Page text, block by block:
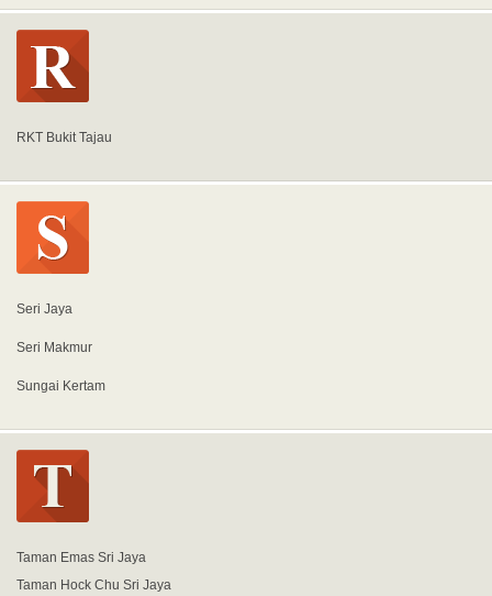
RKT Bukit Tajau
Seri Jaya
Seri Makmur
Sungai Kertam
Taman Emas Sri Jaya
Taman Hock Chu Sri Jaya